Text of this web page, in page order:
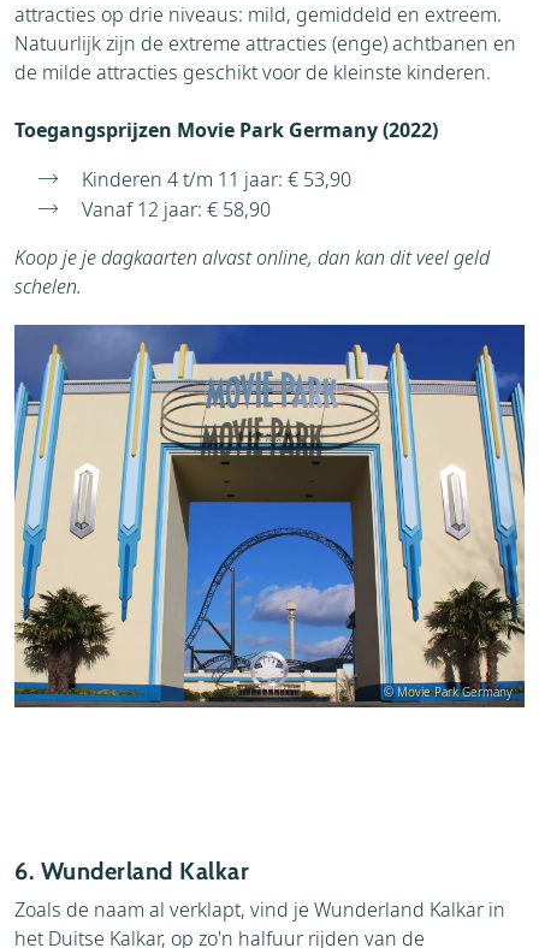
attracties op drie niveaus: mild, gemiddeld en extreem.
Natuurlijk zijn de extreme attracties (enge) achtbanen en
de milde attracties geschikt voor de kleinste kinderen.
Toegangsprijzen Movie Park Germany (2022)
Kinderen 4 t/m 11 jaar: € 53,90
Vanaf 12 jaar: € 58,90
Koop je je dagkaarten alvast online, dan kan dit veel geld
schelen.
© Movie Park Germany
6. Wunderland Kalkar
Zoals de naam al verklapt, vind je Wunderland Kalkar in
het Duitse Kalkar, op zo'n halfuur rijden van de